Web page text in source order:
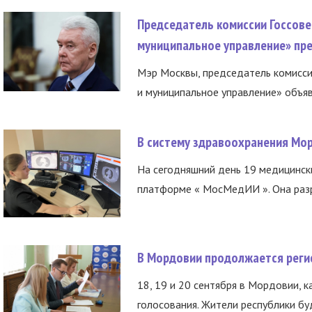
Председатель комиссии
муниципальное управление»
Мэр Москвы, председатель
и муниципальное управление»
В систему здравоохранения
На сегодняшний день 19
платформе « МосМедИИ ». Она
В Мордовии продолжается
18, 19 и 20 сентября в Мордовии,
голосования. Жители республики